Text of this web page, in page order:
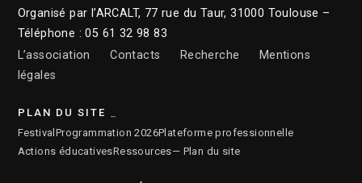
Organisé par l’ARCALT, 77 rue du Taur, 31000 Toulouse –
Téléphone : 05 61 32 98 83
L’association
Contacts Recherche
Mentions
légales
PLAN DU SITE
FestivalProgrammation 2026Plateforme professionnelle
Actions éducativesRessources— Plan du site